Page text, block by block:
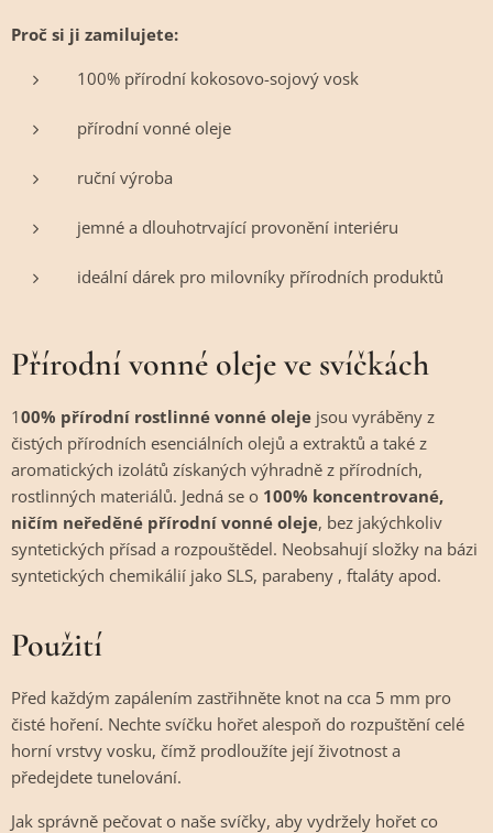
Proč si ji zamilujete:
100% přírodní kokosovo-sojový vosk
přírodní vonné oleje
ruční výroba
jemné a dlouhotrvající provonění interiéru
ideální dárek pro milovníky přírodních produktů
Přírodní vonné oleje ve svíčkách
100% přírodní rostlinné vonné oleje jsou vyráběny z
čistých přírodních esenciálních olejů a extraktů a také z
aromatických izolátů získaných výhradně z přírodních,
rostlinných materiálů. Jedná se o 100% koncentrované,
ničím neředěné přírodní vonné oleje, bez jakýchkoliv
syntetických přísad a rozpouštědel. Neobsahují složky na bázi
syntetických chemikálií jako SLS, parabeny , ftaláty apod.
Použití
Před každým zapálením zastřihněte knot na cca 5 mm pro
čisté hoření. Nechte svíčku hořet alespoň do rozpuštění celé
horní vrstvy vosku, čímž prodloužíte její životnost a
předejdete tunelování.
Jak správně pečovat o naše svíčky, aby vydržely hořet co